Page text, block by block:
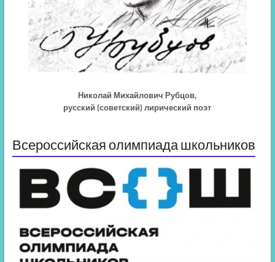
Николай Михайлович Рубцов,
русский (советский) лирический поэт
Всероссийская олимпиада школьников